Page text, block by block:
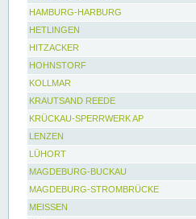
HAMBURG-HARBURG
HETLINGEN
HITZACKER
HOHNSTORF
KOLLMAR
KRAUTSAND REEDE
KRÜCKAU-SPERRWERK AP
LENZEN
LÜHORT
MAGDEBURG-BUCKAU
MAGDEBURG-STROMBRÜCKE
MEISSEN